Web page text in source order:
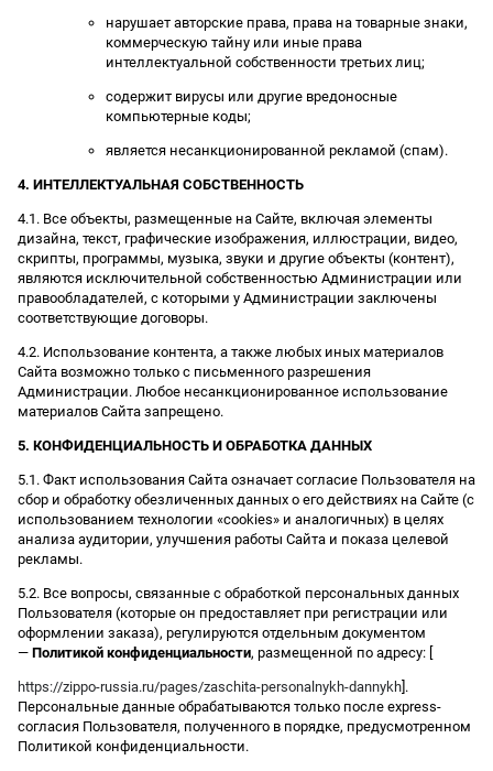
нарушает авторские права, права на товарные знаки,
коммерческую тайну или иные права
интеллектуальной собственности третьих лиц;
содержит вирусы или другие вредоносные
компьютерные коды;
является несанкционированной рекламой (спам).
4. ИНТЕЛЛЕКТУАЛЬНАЯ СОБСТВЕННОСТЬ
4.1. Все объекты, размещенные на Сайте, включая элементы
дизайна, текст, графические изображения, иллюстрации, видео,
скрипты, программы, музыка, звуки и другие объекты (контент),
являются исключительной собственностью Администрации или
правообладателей, с которыми у Администрации заключены
соответствующие договоры.
4.2. Использование контента, а также любых иных материалов
Сайта возможно только с письменного разрешения
Администрации. Любое несанкционированное использование
материалов Сайта запрещено.
5. КОНФИДЕНЦИАЛЬНОСТЬ И ОБРАБОТКА ДАННЫХ
5.1. Факт использования Сайта означает согласие Пользователя на
сбор и обработку обезличенных данных о его действиях на Сайте (с
использованием технологии «cookies» и аналогичных) в целях
анализа аудитории, улучшения работы Сайта и показа целевой
рекламы.
5.2. Все вопросы, связанные с обработкой персональных данных
Пользователя (которые он предоставляет при регистрации или
оформлении заказа), регулируются отдельным документом
— Политикой конфиденциальности, размещенной по адресу: [
https://zippo-russia.ru/pages/zaschita-personalnykh-dannykh ].
Персональные данные обрабатываются только после express-
согласия Пользователя, полученного в порядке, предусмотренном
Политикой конфиденциальности.